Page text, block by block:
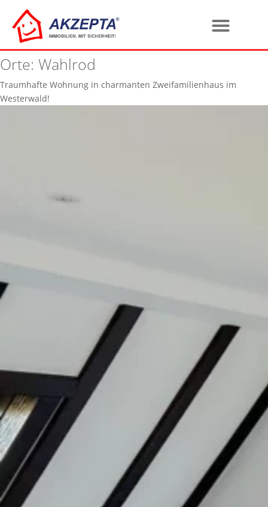
Orte: Wahlrod
Traumhafte Wohnung in charmanten Zweifamilienhaus im
Westerwald!